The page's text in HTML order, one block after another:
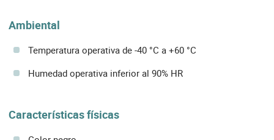
Ambiental
Temperatura operativa de -40 °C a +60 °C
Humedad operativa inferior al 90% HR
Características físicas